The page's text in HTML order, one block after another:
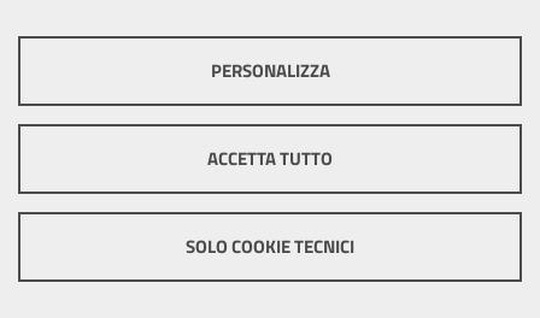
ottimale per ogni utente. Essi non raccolgono i tuoi dati e le tue
informazioni di navigazione per scopi di marketing e profilazione, e
pertanto possono essere utilizzati senza bisogno di acquisire il tuo
PERSONALIZZA
ACCETTA TUTTO
SOLO COOKIE TECNICI
Impostazioni Cookie